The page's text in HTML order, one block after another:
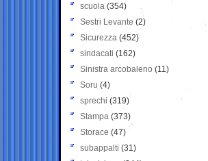
scuola (354)
Sestri Levante (2)
Sicurezza (452)
sindacati (162)
Sinistra arcobaleno (11)
Soru (4)
sprechi (319)
Stampa (373)
Storace (47)
subappalti (31)